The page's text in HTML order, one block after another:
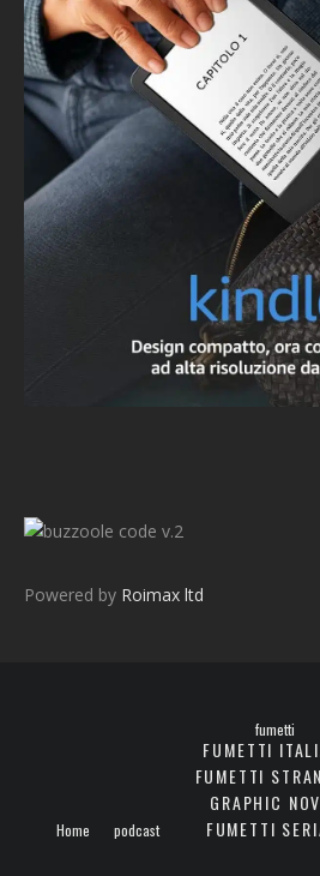
v.2
Powered by Roimax ltd
Home podcast
fumetti
FUMETTI
FUMETTI
GRAPHIC
FUMETTI